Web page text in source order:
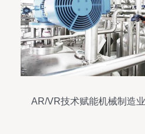
AR/VR技术赋能机械制造